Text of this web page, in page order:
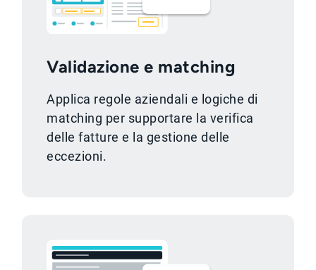
Validazione e matching
Applica regole aziendali e logiche di
matching per supportare la verifica
delle fatture e la gestione delle
eccezioni.